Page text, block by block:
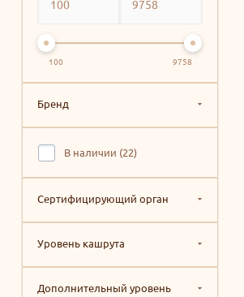
100 9758
Бренд
В наличии (22)
Сертифицирующий орган
Уровень кашрута
Дополнительный уровень